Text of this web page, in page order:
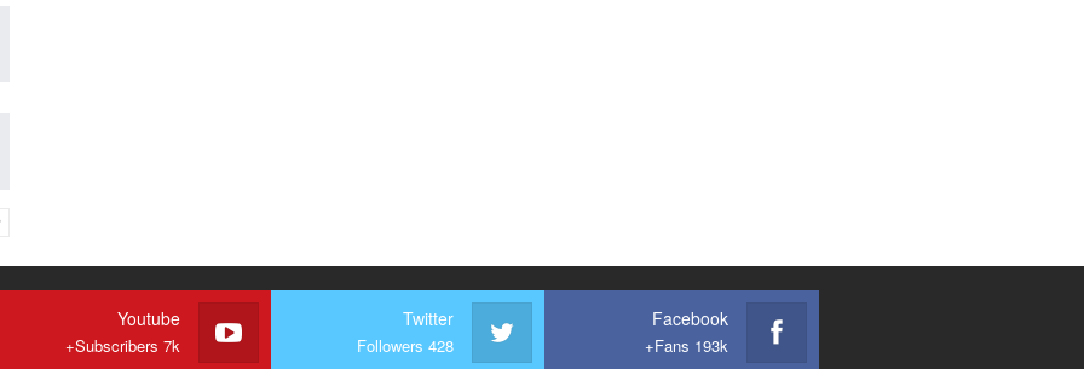
Facebook
Fans 193k+
Twitter
Followers 428
Youtube
Subscribers 7k+